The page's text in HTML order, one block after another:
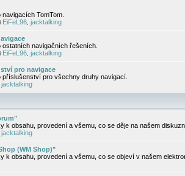
navigacích TomTom.
EiFeL96 jacktalking
ostatních navigačních řešeních.
EiFeL96 jacktalking
pro navigace
příslušenství pro všechny druhy navigací.
jacktalking
k obsahu, provedení a všemu, co se děje na našem
jacktalking
(WM Shop)"
k obsahu, provedení a všemu, co se objeví v našem